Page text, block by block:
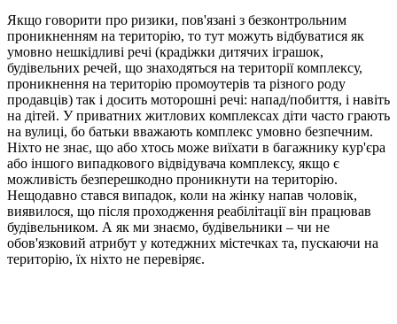
Якщо говорити про ризики, пов'язані з безконтрольним
проникненням на територію, то тут можуть відбуватися як
умовно нешкідливі речі (крадіжки дитячих іграшок,
будівельних речей, що знаходяться на території комплексу,
проникнення на територію промоутерів та різного роду
продавців) так і досить моторошні речі: напад/побиття, і навіть
на дітей. У приватних житлових комплексах діти часто грають
на вулиці, бо батьки вважають комплекс умовно безпечним.
Ніхто не знає, що або хтось може виїхати в багажнику кур'єра
або іншого випадкового відвідувача комплексу, якщо є
можливість безперешкодно проникнути на територію.
Нещодавно стався випадок, коли на жінку напав чоловік,
виявилося, що після проходження реабілітації він працював
будівельником. А як ми знаємо, будівельники – чи не
обов'язковий атрибут у котеджних містечках та, пускаючи на
територію, їх ніхто не перевіряє.